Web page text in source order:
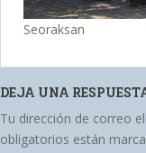
Seoraksan
DEJA UNA
Tu dirección de correo
obligatorios están